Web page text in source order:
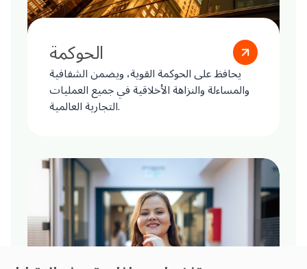
الحوكمة
يحافظ على الحوكمة القوية، ويضمن الشفافية
والمساءلة والنزاهة الأخلاقية في جميع العمليات
التجارية العالمية.